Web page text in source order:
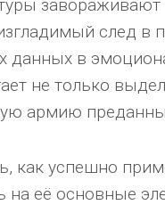
завораживают
след в
данных в
не только
армию
как успешно
на её основные